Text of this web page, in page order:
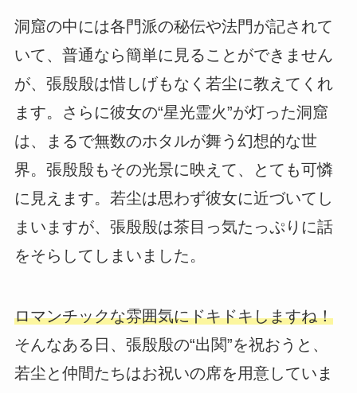
洞窟の中には各門派の秘伝や法門が記されて
いて、普通なら簡単に見ることができません
が、張殷殷は惜しげもなく若尘に教えてくれ
ます。さらに彼女の“星光霊火”が灯った洞窟
は、まるで無数のホタルが舞う幻想的な世
界。張殷殷もその光景に映えて、とても可憐
に見えます。若尘は思わず彼女に近づいてし
まいますが、張殷殷は茶目っ気たっぷりに話
をそらしてしまいました。
ロマンチックな雰囲気にドキドキしますね！
そんなある日、張殷殷の“出関”を祝おうと、
若尘と仲間たちはお祝いの席を用意していま